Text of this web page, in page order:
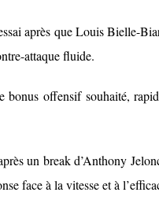
après que Louis Bielle-
attaque fluide.
offensif souhaité,
un break d’Anthony
face à la vitesse et à